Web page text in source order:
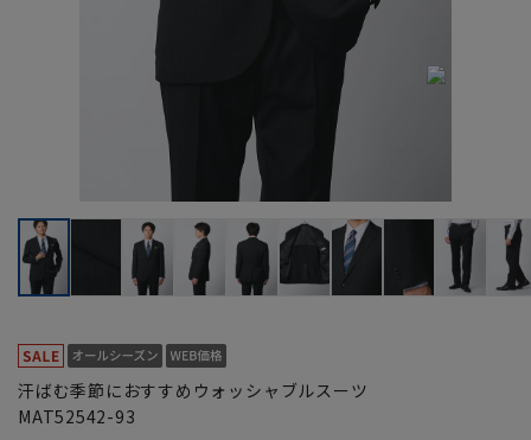
汗ばむ季節におすすめウォッシャブルスーツ
MAT52542-93